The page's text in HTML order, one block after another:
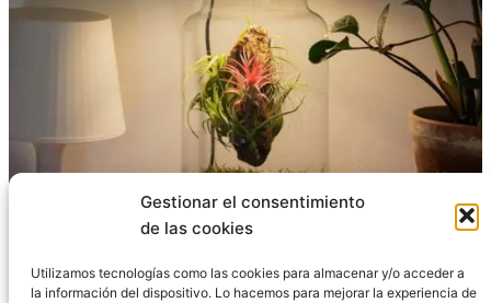
Gestionar el consentimiento
de las cookies
Utilizamos tecnologías como las cookies para almacenar y/o acceder a
la información del dispositivo. Lo hacemos para mejorar la experiencia de
comprar por Internet – Los más cautivadores